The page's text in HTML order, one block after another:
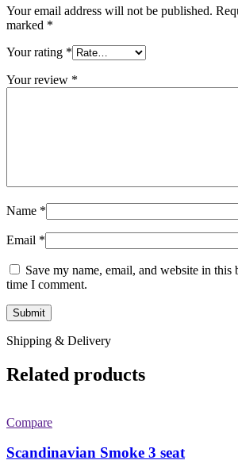
Your email address will not be published.
marked *
Your rating *
Your review *
Name *
Email *
Save my name, email, and website in this
time I comment.
Shipping & Delivery
Related products
Compare
Scandinavian Smoke 3 seat